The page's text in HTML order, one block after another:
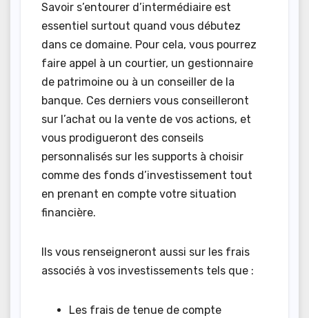
Savoir s’entourer d’intermédiaire est
essentiel surtout quand vous débutez
dans ce domaine. Pour cela, vous pourrez
faire appel à un courtier, un gestionnaire
de patrimoine ou à un conseiller de la
banque. Ces derniers vous conseilleront
sur l’achat ou la vente de vos actions, et
vous prodigueront des conseils
personnalisés sur les supports à choisir
comme des fonds d’investissement tout
en prenant en compte votre situation
financière.
Ils vous renseigneront aussi sur les frais
associés à vos investissements tels que :
Les frais de tenue de compte